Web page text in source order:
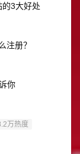
3大好处
注册？
你
万热度